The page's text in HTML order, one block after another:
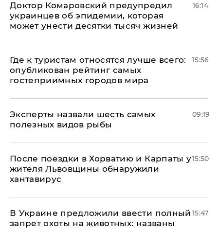
Доктор Комаровский предупредил
украинцев об эпидемии, которая
может унести десятки тысяч жизней
16:14
Где к туристам относятся лучше всего:
опубликован рейтинг самых
гостеприимных городов мира
15:56
Эксперты назвали шесть самых
полезных видов рыбы
09:19
После поездки в Хорватию и Карпаты у
жителя Львовщины обнаружили
хантавирус
15:50
В Украине предложили ввести полный
запрет охоты на животных: названы
15:47